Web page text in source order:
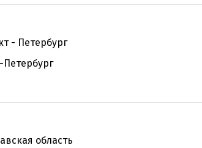
- Петербург
Петербург
область